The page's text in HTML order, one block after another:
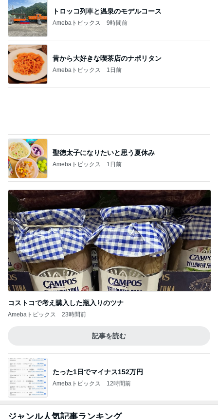
トロッコ列車と温泉のモデルコース
Amebaトピックス 9時間前
昔から大好きな喫茶店のナポリタン
Amebaトピックス 1日前
聖徳太子になりたいと思う夏休み
Amebaトピックス 1日前
コストコで考え購入した瓶入りのツナ
Amebaトピックス 23時間前
記事を読む
たった1日でマイナス152万円
Amebaトピックス 12時間前
ジャンル人気記事ランキング